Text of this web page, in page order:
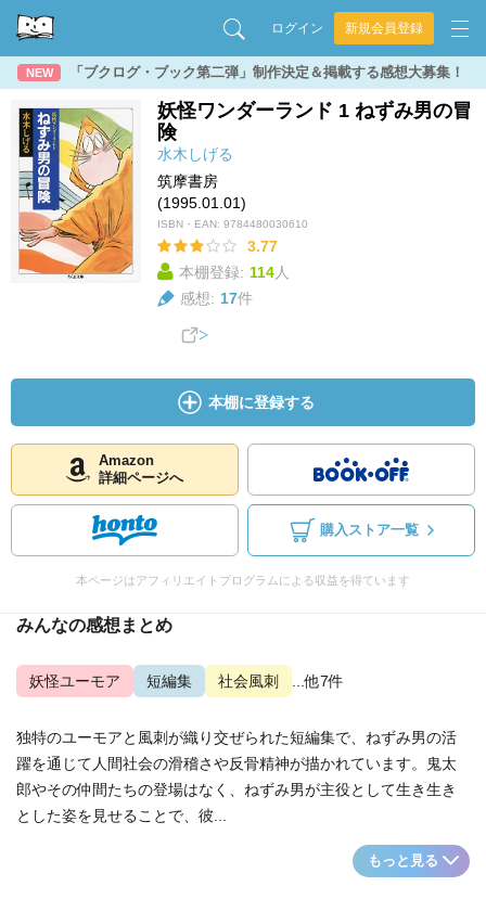
ログイン 新規会員登録
NEW 「ブクログ・ブック第二弾」制作決定＆掲載する感想大募集！
妖怪ワンダーランド 1 ねずみ男の冒
険
水木しげる
筑摩書房
(1995.01.01)
ISBN・EAN: 9784480030610
3.77
本棚登録: 114人
感想: 17件
本棚に登録する
Amazon
詳細ページへ
購入ストア一覧
本ページはアフィリエイトプログラムによる収益を得ています
みんなの感想まとめ
妖怪ユーモア 短編集 社会風刺 ...他7件
独特のユーモアと風刺が織り交ぜられた短編集で、ねずみ男の活
躍を通じて人間社会の滑稽さや反骨精神が描かれています。鬼太
郎やその仲間たちの登場はなく、ねずみ男が主役として生き生き
とした姿を見せることで、彼...
もっと見る